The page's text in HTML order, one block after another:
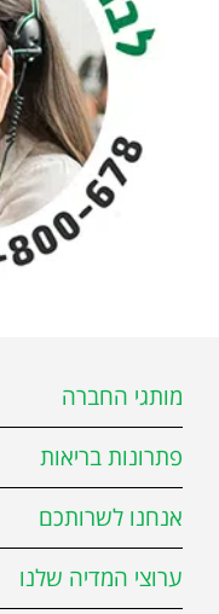
מותגי החברה
פתרונות בריאות
אנחנו לשרותכם
ערוצי המדיה שלנו